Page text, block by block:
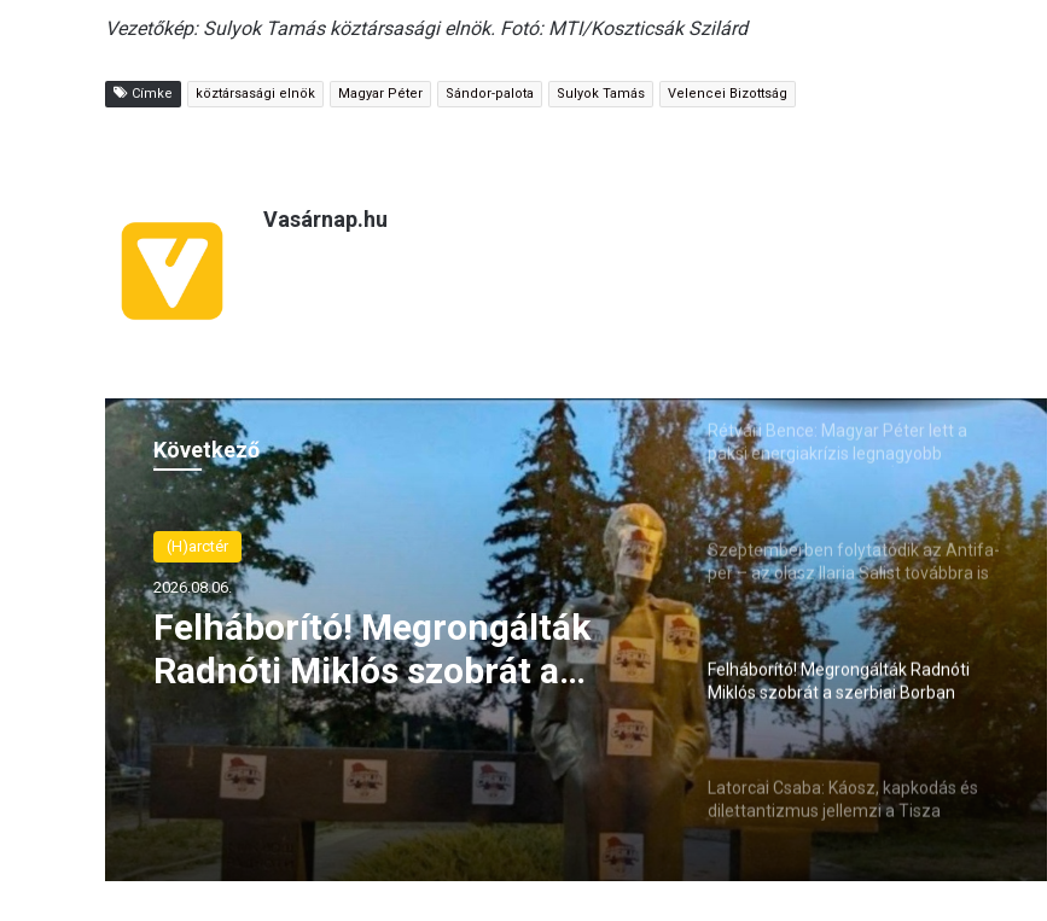
Vezetőkép: Sulyok Tamás köztársasági elnök. Fotó: MTI/Koszticsák Szilárd
Címke köztársasági elnök Magyar Péter Sándor-palota Sulyok Tamás Velencei Bizottság
Vasárnap.hu
Következő
(H)arctér
2026.08.06.
Felháborító! Megrongálták
Radnóti Miklós szobrát a
szerbiai Borban
Rétvári Bence: Magyar Péter lett a
paksi energiakrízis legnagyobb
rémhírterjesztője (VIDEÓ)
Szeptemberben folytatódik az Antifa-
per – az olasz Ilaria Salist továbbra is
mentelmi jog védi
Felháborító! Megrongálták Radnóti
Miklós szobrát a szerbiai Borban
Latorcai Csaba: Káosz, kapkodás és
dilettantizmus jellemzi a Tisza
kormányzását